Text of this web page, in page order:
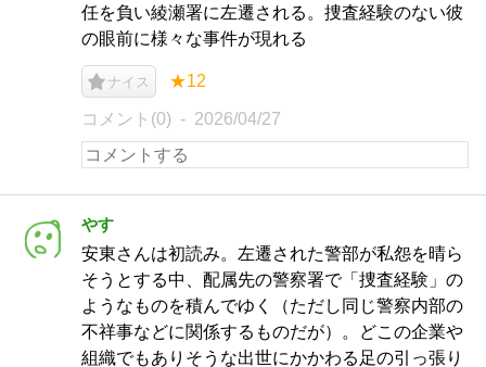
任を負い綾瀬署に左遷される。捜査経験のない彼
の眼前に様々な事件が現れる
ナイス ★12
コメント(0) 2026/04/27
やす
安東さんは初読み。左遷された警部が私怨を晴ら
そうとする中、配属先の警察署で「捜査経験」の
ようなものを積んでゆく（ただし同じ警察内部の
不祥事などに関係するものだが）。どこの企業や
組織でもありそうな出世にかかわる足の引っ張り